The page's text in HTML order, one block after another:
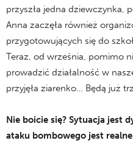
przyszła jedna dziewczynka,
Anna zaczęła również
przygotowujących się do
Teraz, od września, pomimo
prowadzić działalność w
przyjęła ziarenko… Będą już
Nie boicie się? Sytuacja jest
ataku bombowego jest